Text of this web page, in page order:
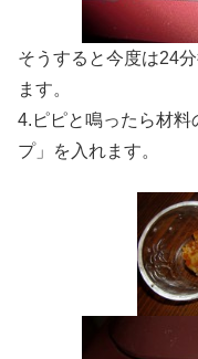
そうすると今度は24
ます。
4.ピピと鳴ったら材料
プ」を入れます。